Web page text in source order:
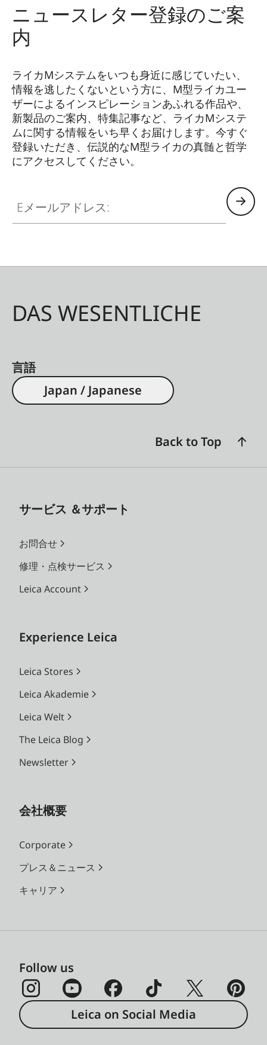
ニュースレター登録のご案
内
ライカMシステムをいつも身近に感じていたい、
情報を逃したくないという方に、M型ライカユー
ザーによるインスピレーションあふれる作品や、
新製品のご案内、特集記事など、ライカMシステ
ムに関する情報をいち早くお届けします。今すぐ
登録いただき、伝説的なM型ライカの真髄と哲学
にアクセスしてください。
DAS WESENTLICHE
言語
Japan / Japanese
Back to Top
サービス ＆サポート
お問合せ
修理・点検サービス
Leica Account
Experience Leica
Leica Stores
Leica Akademie
Leica Welt
The Leica Blog
Newsletter
会社概要
Corporate
プレス＆ニュース
キャリア
Follow us
Leica on Social Media